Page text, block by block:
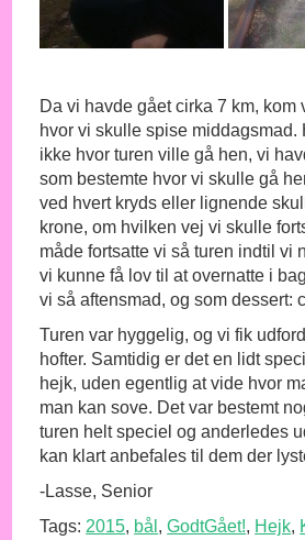
Da vi havde gået cirka 7 km, kom
hvor vi skulle spise middagsmad.
ikke hvor turen ville gå hen, vi
som bestemte hvor vi skulle gå
ved hvert kryds eller lignende
krone, om hvilken vej vi skulle
måde fortsatte vi så turen indtil vi
vi kunne få lov til at overnatte i
vi så aftensmad, og som dessert:
Turen var hyggelig, og vi fik
hofter. Samtidig er det en lidt
hejk, uden egentlig at vide hvor
man kan sove. Det var bestemt
turen helt speciel og anderledes
kan klart anbefales til dem der
-Lasse, Senior
Tags:2015, bål ,GodtGået!, Hejk,